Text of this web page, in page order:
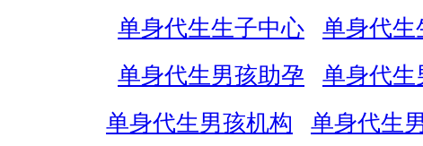
单身代生生子中心
单身代生
单身代生男孩助孕
单身代生
单身代生男孩机构
单身代生